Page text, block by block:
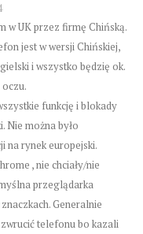
w UK przez firmę Chińską.
jest w wersji Chińskiej,
i wszystko będzię ok.
funkcję i blokady
Nie można było
na rynek europejski.
, nie chciały/nie
przeglądarka
Generalnie
telefonu bo kazali